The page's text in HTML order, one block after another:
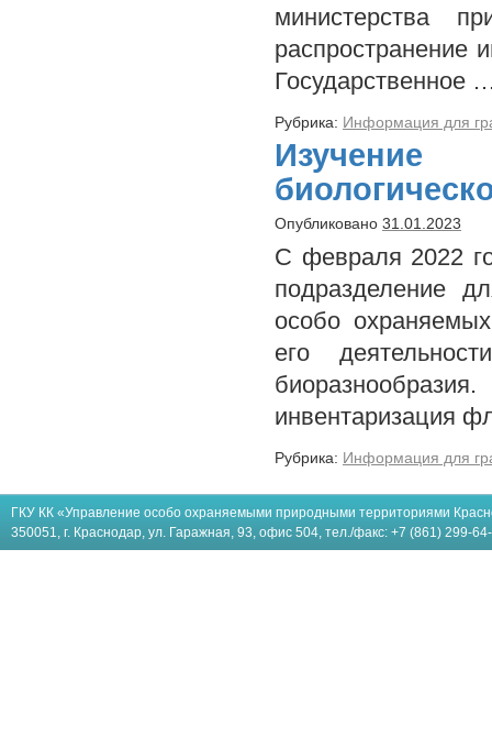
министерства
распространение
Государственное
Рубрика: Информация для
Опубликовано 31.01.2023
С февраля 2022
подразделение
особо
его
инвентаризация
Рубрика: Информация для
ГКУ КК «Управление особо охраняемыми природными территориями
350051, г. Краснодар, ул. Гаражная, 93, офис 504, тел./факс: +7 (861) 299-